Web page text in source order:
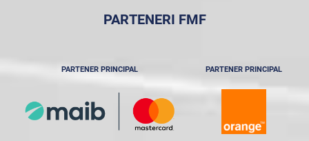
PARTENERI FMF
PARTENER PRINCIPAL PARTENER PRINCIPAL